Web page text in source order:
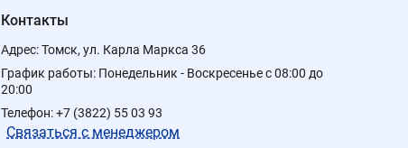
Контакты
Адрес: Томск, ул. Карла Маркса 36
График работы: Понедельник - Воскресенье с 08:00 до
20:00
Телефон: +7 (3822) 55 03 93
Связаться с менеджером